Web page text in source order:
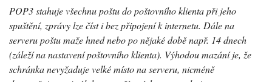
POP3 stahuje všechnu poštu do poštovního klienta při jeho
spuštění, zprávy lze číst i bez připojení k internetu. Dále na
serveru poštu maže hned nebo po nějaké době např. 14 dnech
(záleží na nastavení poštovního klienta). Výhodou mazání je, že
schránka nevyžaduje velké místo na serveru, nicméně